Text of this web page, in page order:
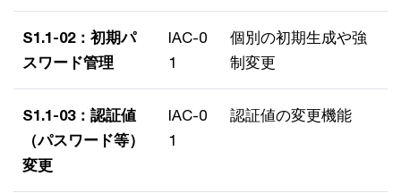
S1.1-02：初期パ
スワード管理
IAC-0
1
個別の初期生成や強
制変更
S1.1-03：認証値
（パスワード等）
変更
IAC-0
1
認証値の変更機能